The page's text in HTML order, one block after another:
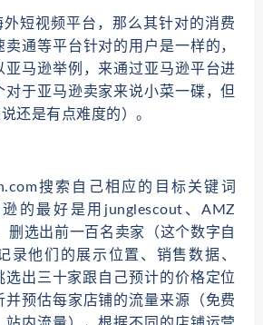
外短视频平台，那么其针对的消费
通等平台针对的用户是一样的，
亚马逊举例，来通过亚马逊平台进
对于亚马逊卖家来说小菜一碟，但
还是有点难度的）。
搜索自己相应的目标关键词
的最好是用junglescout、AMZ
删选出前一百名卖家（这个数字自
录他们的展示位置、销售数据、
选出三十家跟自己预计的价格定位
并预估每家店铺的流量来源（免费